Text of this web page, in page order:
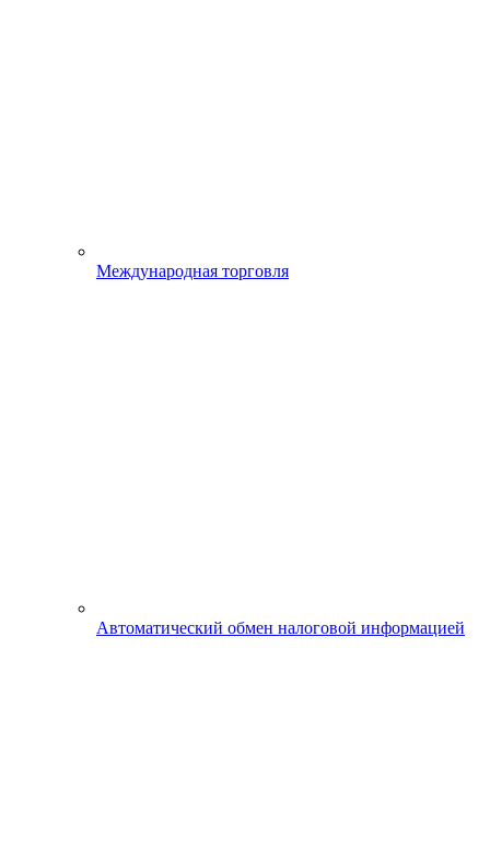
Международная торговля
Автоматический обмен налоговой информацией